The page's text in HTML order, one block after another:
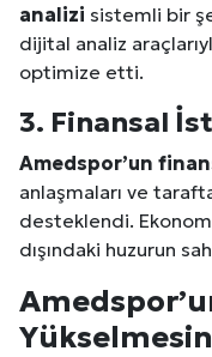
analizi sistemli bir
dijital analiz
optimize etti.
3. Finansal
Amedspor’un
anlaşmaları ve
desteklendi.
dışındaki huzurun